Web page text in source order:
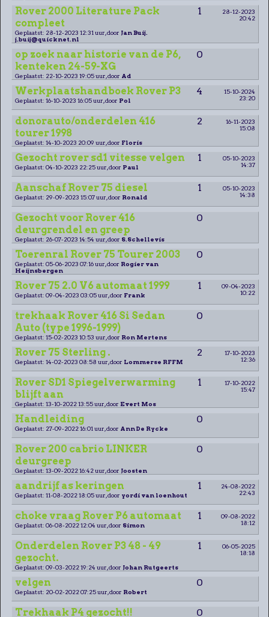
Rover 2000 Literature Pack
compleet
1
28-12-2023
20:42
Geplaatst: 28-12-2023 12:31 uur, door Jan Buij.
j.buij@quicknet.nl
op zoek naar historie van de P6,
kenteken 24-59-XG
0
Geplaatst: 22-10-2023 19:05 uur, door Ad
Werkplaatshandboek Rover P3 4
15-10-2024
23:20
Geplaatst: 16-10-2023 16:05 uur, door Pol
donorauto/onderdelen 416
tourer 1998
2
16-11-2023
15:08
Geplaatst: 14-10-2023 20:09 uur, door Floris
Gezocht rover sd1 vitesse velgen 1
05-10-2023
14:37
Geplaatst: 04-10-2023 22:25 uur, door Paul
Aanschaf Rover 75 diesel 1
05-10-2023
14:38
Geplaatst: 29-09-2023 15:07 uur, door Ronald
Gezocht voor Rover 416
deurgrendel en greep
0
Geplaatst: 26-07-2023 14:54 uur, door S.Schellevis
Toerenral Rover 75 Tourer 2003 0
Geplaatst: 05-06-2023 07:16 uur, door Rogier van
Heijnsbergen
Rover 75 2.0 V6 automaat 1999 1
09-04-2023
10:22
Geplaatst: 09-04-2023 03:05 uur, door Frank
trekhaak Rover 416 Si Sedan
Auto (type 1996-1999)
0
Geplaatst: 15-02-2023 10:53 uur, door Ron Mertens
Rover 75 Sterling . 2
17-10-2023
12:36
Geplaatst: 14-02-2023 08:58 uur, door Lommerse RFFM
Rover SD1 Spiegelverwarming
blijft aan
1
17-10-2022
15:47
Geplaatst: 13-10-2022 13:55 uur, door Evert Mos
Handleiding 0
Geplaatst: 27-09-2022 16:01 uur, door Ann De Rycke
Rover 200 cabrio LINKER
deurgreep
0
Geplaatst: 13-09-2022 16:42 uur, door Joosten
aandrijf as keringen 1
24-08-2022
22:43
Geplaatst: 11-08-2022 18:05 uur, door yordi van loenhout
choke vraag Rover P6 automaat 1
09-08-2022
18:12
Geplaatst: 06-08-2022 12:04 uur, door Simon
Onderdelen Rover P3 48 - 49
gezocht.
1
06-05-2025
18:18
Geplaatst: 09-03-2022 19:24 uur, door Johan Rutgeerts
velgen 0
Geplaatst: 20-02-2022 07:25 uur, door Robert
Trekhaak P4 gezocht!! 0